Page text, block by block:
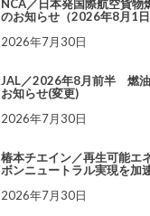
NCA／日本発国際航空貨物
のお知らせ（2026年8月1
2026年7月30日
JAL／2026年8月前半 燃
お知らせ(変更)
2026年7月30日
椿本チエイン／再生可能エ
ボンニュートラル実現を加
2026年7月30日